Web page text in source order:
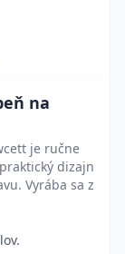
na
je ručne
dizajn
Vyrába sa z